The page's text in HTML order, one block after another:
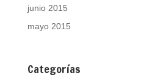
junio 2015
mayo 2015
Categorías